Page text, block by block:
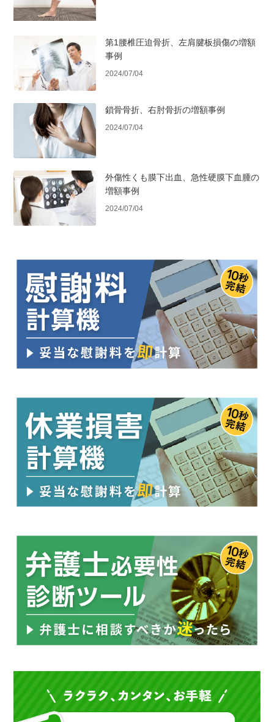
第1腰椎圧迫骨折、左肩腱板損傷の増額
事例
2024/07/04
鎖骨骨折、右肘骨折の増額事例
2024/07/04
外傷性くも膜下出血、急性硬膜下血腫の
増額事例
2024/07/04